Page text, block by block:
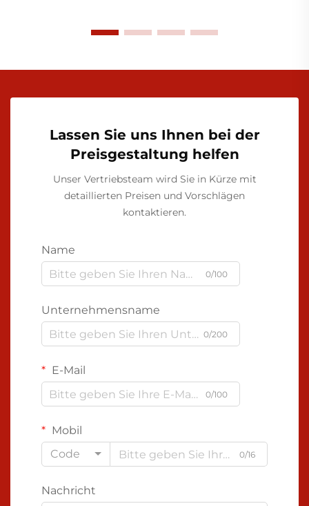
Lassen Sie uns Ihnen bei der
Preisgestaltung helfen
Unser Vertriebsteam wird Sie in Kürze mit
detaillierten Preisen und Vorschlägen
kontaktieren.
Name
0/100
Unternehmensname
0/200
E-Mail
0/100
Mobil
Code
0/16
Nachricht